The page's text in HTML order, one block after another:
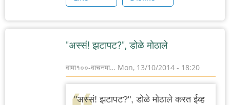
"अस्सं! झटापट?", डोळे मोठाले
वामा१००-वाचनमा… Mon, 13/10/2014 - 18:20
"अस्सं! झटापट?", डोळे मोठाले करत ईव्ह